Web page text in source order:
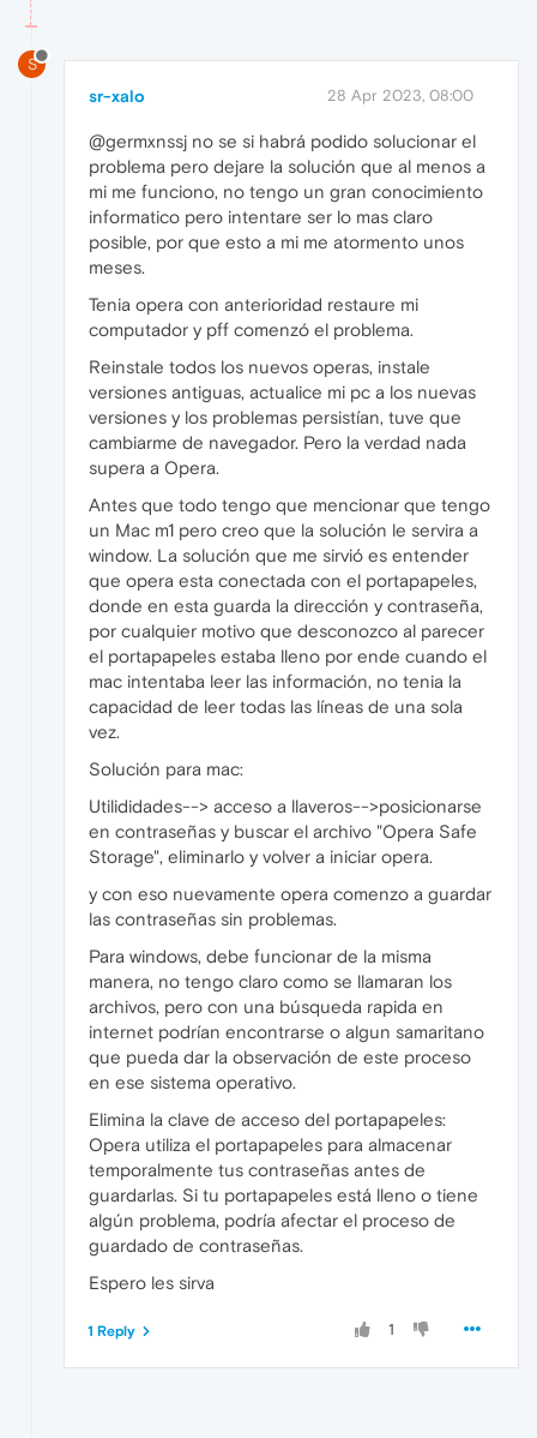
S
sr-xalo 28 Apr 2023, 08:00
@germxnssj no se si habrá podido solucionar el
problema pero dejare la solución que al menos a
mi me funciono, no tengo un gran conocimiento
informatico pero intentare ser lo mas claro
posible, por que esto a mi me atormento unos
meses.
Tenia opera con anterioridad restaure mi
computador y pff comenzó el problema.
Reinstale todos los nuevos operas, instale
versiones antiguas, actualice mi pc a los nuevas
versiones y los problemas persistían, tuve que
cambiarme de navegador. Pero la verdad nada
supera a Opera.
Antes que todo tengo que mencionar que tengo
un Mac m1 pero creo que la solución le servira a
window. La solución que me sirvió es entender
que opera esta conectada con el portapapeles,
donde en esta guarda la dirección y contraseña,
por cualquier motivo que desconozco al parecer
el portapapeles estaba lleno por ende cuando el
mac intentaba leer las información, no tenia la
capacidad de leer todas las líneas de una sola
vez.
Solución para mac:
Utilididades--> acceso a llaveros-->posicionarse
en contraseñas y buscar el archivo "Opera Safe
Storage", eliminarlo y volver a iniciar opera.
y con eso nuevamente opera comenzo a guardar
las contraseñas sin problemas.
Para windows, debe funcionar de la misma
manera, no tengo claro como se llamaran los
archivos, pero con una búsqueda rapida en
internet podrían encontrarse o algun samaritano
que pueda dar la observación de este proceso
en ese sistema operativo.
Elimina la clave de acceso del portapapeles:
Opera utiliza el portapapeles para almacenar
temporalmente tus contraseñas antes de
guardarlas. Si tu portapapeles está lleno o tiene
algún problema, podría afectar el proceso de
guardado de contraseñas.
Espero les sirva
1
1 Reply